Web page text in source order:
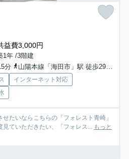
益費3,000円
1年 /3階建
分
山陽本線「海田市」駅 徒歩29分
インターネット対応
たいならこちらの「フォレスト青崎」
見ていただきたい、「フォレス... もっと